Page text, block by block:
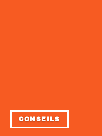
CONSEILS